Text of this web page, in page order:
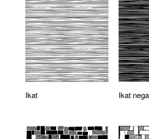
Ikat Ikat nega